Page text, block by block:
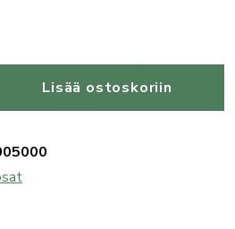
Lisää ostoskoriin